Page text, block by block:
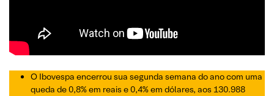
O Ibovespa encerrou sua segunda semana do ano com uma
queda de 0,8% em reais e 0,4% em dólares, aos 130.988